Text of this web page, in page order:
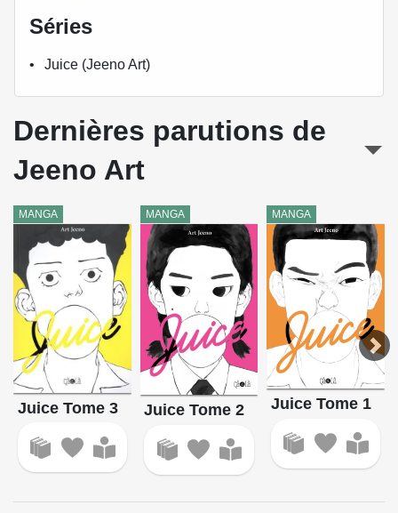
Séries
Juice (Jeeno Art)
Dernières parutions de
Jeeno Art
MANGA
Juice Tome 3
MANGA
Juice Tome 2
MANGA
Juice Tome 1